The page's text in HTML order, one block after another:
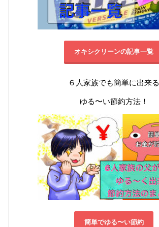
オキシクリーンの記事一覧
６人家族でも簡単に出来る
ゆる〜い節約方法！
簡単でゆる〜い節約